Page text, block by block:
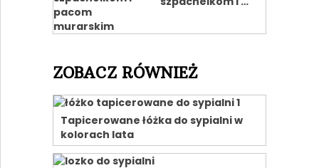
ZOBACZ RÓWNIEŻ
Tapicerowane łóżka do sypialni w
kolorach lata